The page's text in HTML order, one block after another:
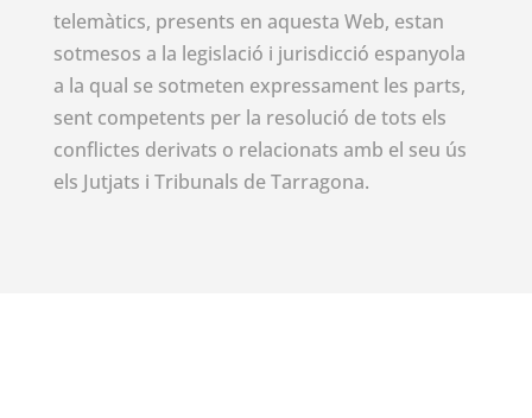
telemàtics, presents en aquesta Web, estan
sotmesos a la legislació i jurisdicció espanyola
a la qual se sotmeten expressament les parts,
sent competents per la resolució de tots els
conflictes derivats o relacionats amb el seu ús
els Jutjats i Tribunals de Tarragona.